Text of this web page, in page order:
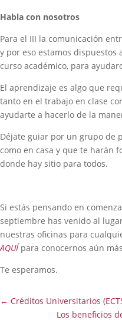
Habla con nosotros
Para el III la comunicación
y por eso estamos
curso académico, para
El aprendizaje es algo que
tanto en el trabajo en clase
ayudarte a hacerlo de la
Déjate guiar por un grupo de
como en casa y que te harán
donde hay sitio para todos.
Si estás pensando en
septiembre has venido al
nuestras oficinas para
AQUÍ para conocernos aún
Te esperamos.
← Créditos Universitarios
Los beneficios